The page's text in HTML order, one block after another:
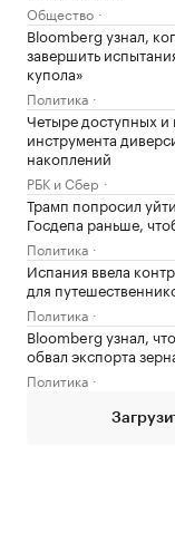
Общество
Bloomberg узнал,
завершить
купола»
Политика
Четыре доступных и
инструмента
накоплений
РБК и Сбер
Трамп попросил
Госдепа раньше,
Политика
Испания ввела
для
Политика
Bloomberg узнал,
обвал экспорта
Политика